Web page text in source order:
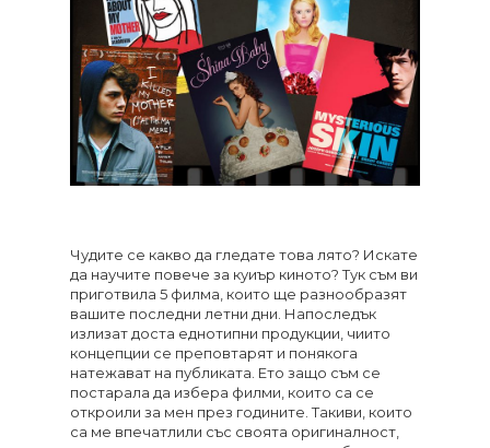
Чудите се какво да гледате това лято? Искате
да научите повече за куиър киното? Тук съм ви
приготвила 5 филма, които ще разнообразят
вашите последни летни дни. Напоследък
излизат доста еднотипни продукции, чиито
концепции се преповтарят и понякога
натежават на публиката. Ето защо съм се
постарала да избера филми, които са се
откроили за мен през годините. Такиви, които
са ме впечатлили със своята оригиналност,